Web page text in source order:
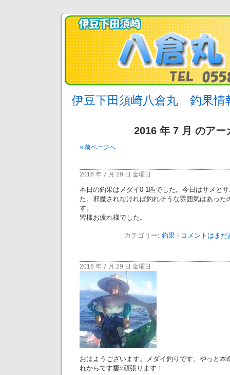
伊豆下田須崎八倉丸 釣果情
2016 年 7 月 のアー
« 前ページへ
2016 年 7 月 29 日 金曜日
本日の釣果はメダイ0-1匹でした。今日はサメと
た。邪魔されなければ釣れそうな雰囲気はあった
す。
皆様お疲れ様でした。
カテゴリー: 釣果| コメントはまだ
2016 年 7 月 29 日 金曜日
おはようございます。メダイ釣りです。やっと本
れからです窶ｼ頑張ります！